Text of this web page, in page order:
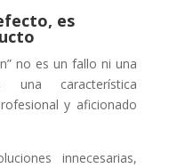
es
no es un fallo ni una
una característica
y aficionado
innecesarias,